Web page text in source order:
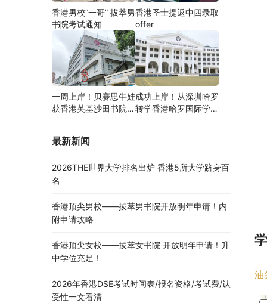
油
香港男校“一哥” 拔萃男
书院考试通知
香港圣士提返中四录取
offer
一周上岸！贝赛思牛娃
获香港英基沙田书院录
成功上岸！从深圳哈罗
转学香港哈罗国际学
最新新闻
2026THE世界大学排名出炉 香港5所大学跻身百
名
香港顶尖男校——拔萃男书院开放明年申请！内
附申请攻略
香港顶尖女校——拔萃女书院 开放明年申请！升
中学位充足！
2026年香港DSE考试时间表/报名资格/考试费/认
受性一文看清